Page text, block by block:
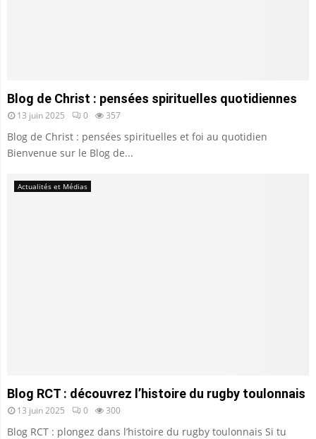
Blog de Christ : pensées spirituelles quotidiennes
13 juin 2025 0 357
Blog de Christ : pensées spirituelles et foi au quotidien
Bienvenue sur le Blog de...
Actualités et Médias
Blog RCT : découvrez l’histoire du rugby toulonnais
13 juin 2025 0 300
Blog RCT : plongez dans l’histoire du rugby toulonnais Si tu